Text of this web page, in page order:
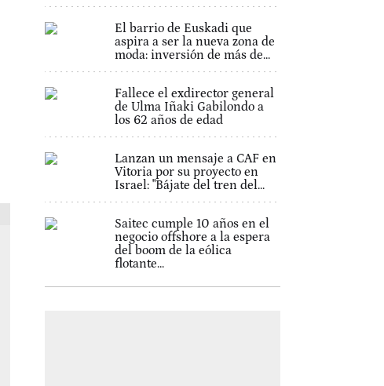
El barrio de Euskadi que
aspira a ser la nueva zona de
moda: inversión de más de...
Fallece el exdirector general
de Ulma Iñaki Gabilondo a
los 62 años de edad
Lanzan un mensaje a CAF en
Vitoria por su proyecto en
Israel: "Bájate del tren del...
Saitec cumple 10 años en el
negocio offshore a la espera
del boom de la eólica
flotante...